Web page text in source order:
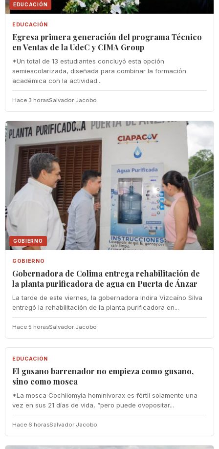
EDUCACIÓN
EDUCACIÓN
Egresa primera generación del programa Técnico
en Ventas de la UdeC y CIMA Group
*Un total de 13 estudiantes concluyó esta opción
semiescolarizada, diseñada para combinar la formación
académica con la actividad...
Hace 3 horasSalvador Jacobo
GOBIERNO
GOBIERNO
Gobernadora de Colima entrega rehabilitación de
la planta purificadora de agua en Puerta de Ánzar
La tarde de este viernes, la gobernadora Indira Vizcaíno Silva
entregó la rehabilitación de la planta purificadora en...
Hace 5 horasSalvador Jacobo
EDUCACIÓN
EDUCACIÓN
El gusano barrenador no empieza como gusano,
sino como mosca
*La mosca Cochliomyia hominivorax es fértil solamente una
vez en sus 21 días de vida, “pero puede ovopositar...
Hace 6 horasSalvador Jacobo